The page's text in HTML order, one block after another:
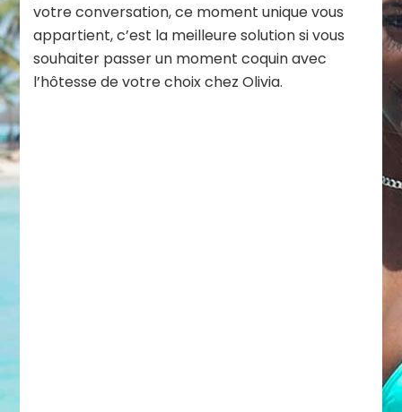
votre conversation, ce moment unique vous
appartient, c’est la meilleure solution si vous
souhaiter passer un moment coquin avec
l’hôtesse de votre choix chez Olivia.